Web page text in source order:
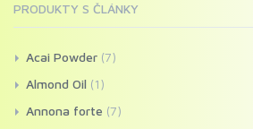
PRODUKTY S ČLÁNKY
Acai Powder (7)
Almond Oil (1)
Annona forte (7)